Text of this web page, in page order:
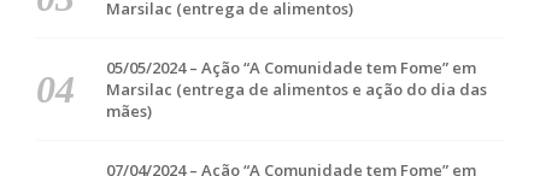
Marsilac (entrega de alimentos)
05/05/2024 – Ação “A Comunidade tem Fome” em
Marsilac (entrega de alimentos e ação do dia das
mães)
07/04/2024 – Ação “A Comunidade tem Fome” em